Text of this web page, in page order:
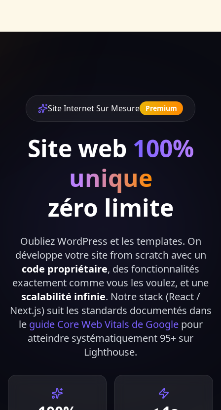
Site Internet Sur Mesure Premium
Site web 100%
unique
zéro limite
Oubliez WordPress et les templates. On
développe votre site from scratch avec un
code propriétaire, des fonctionnalités
exactement comme vous les voulez, et une
scalabilité infinie. Notre stack (React /
Next.js) suit les standards documentés dans
le guide Core Web Vitals de Googlepour
atteindre systématiquement 95+ sur
Lighthouse.